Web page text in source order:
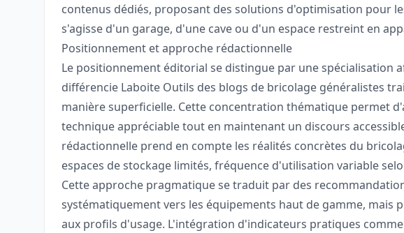
contenus dédiés, proposant des solutions d'optimisation pour
s'agisse d'un garage, d'une cave ou d'un espace restreint en
Positionnement et approche rédactionnelle
Le positionnement éditorial se distingue par une spécialisation
différencie Laboite Outils des blogs de bricolage généralistes
manière superficielle. Cette concentration thématique permet
technique appréciable tout en maintenant un discours
rédactionnelle prend en compte les réalités concrètes du
espaces de stockage limités, fréquence d'utilisation variable
Cette approche pragmatique se traduit par des
systématiquement vers les équipements haut de gamme, mais
aux profils d'usage. L'intégration d'indicateurs pratiques